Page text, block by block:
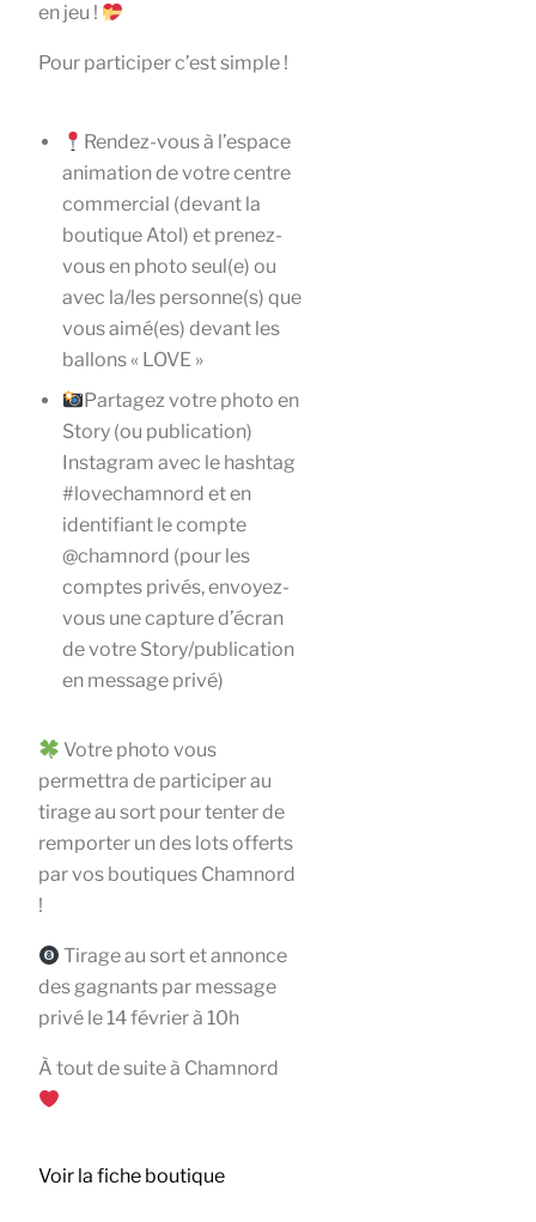
en jeu !
Pour participer c’est simple !
Rendez-vous à l’espace
animation de votre centre
commercial (devant la
boutique Atol) et prenez-
vous en photo seul(e) ou
avec la/les personne(s) que
vous aimé(es) devant les
ballons « LOVE »
Partagez votre photo en
Story (ou publication)
Instagram avec le hashtag
#lovechamnord et en
identifiant le compte
@chamnord (pour les
comptes privés, envoyez-
vous une capture d’écran
de votre Story/publication
en message privé)
Votre photo vous
permettra de participer au
tirage au sort pour tenter de
remporter un des lots offerts
par vos boutiques Chamnord
!
Tirage au sort et annonce
des gagnants par message
privé le 14 février à 10h
À tout de suite à Chamnord
Voir la fiche boutique